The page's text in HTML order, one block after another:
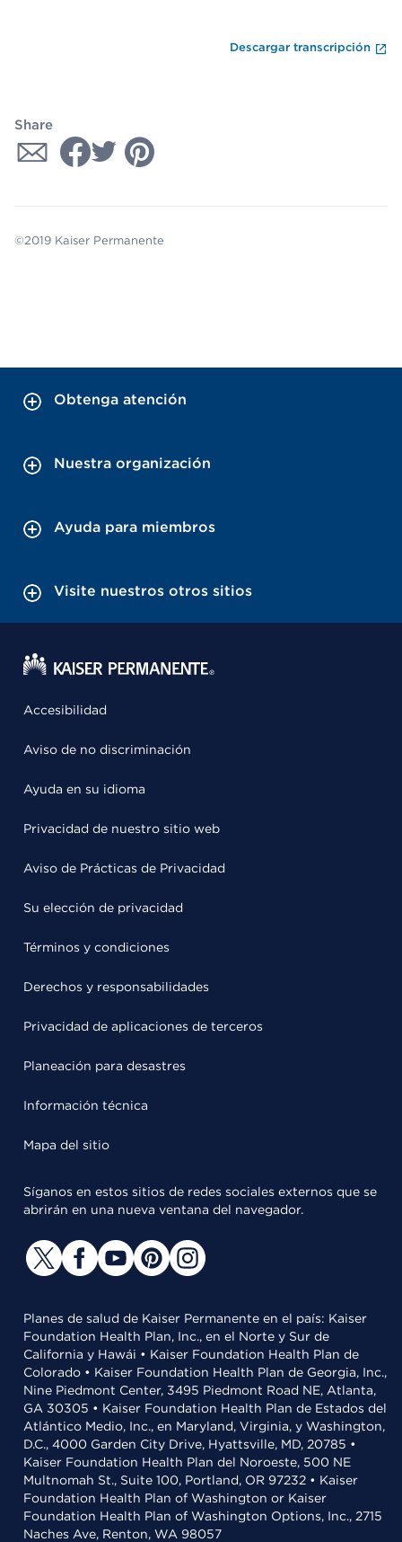
Descargar transcripción
Share
©2019 Kaiser Permanente
Obtenga atención
Nuestra organización
Ayuda para miembros
Visite nuestros otros sitios
Accesibilidad
Aviso de no discriminación
Ayuda en su idioma
Privacidad de nuestro sitio web
Aviso de Prácticas de Privacidad
Su elección de privacidad
Términos y condiciones
Derechos y responsabilidades
Privacidad de aplicaciones de terceros
Planeación para desastres
Información técnica
Mapa del sitio
Síganos en estos sitios de redes sociales externos que se
abrirán en una nueva ventana del navegador.
Planes de salud de Kaiser Permanente en el país: Kaiser
Foundation Health Plan, Inc., en el Norte y Sur de
California y Hawái • Kaiser Foundation Health Plan de
Colorado • Kaiser Foundation Health Plan de Georgia, Inc.,
Nine Piedmont Center, 3495 Piedmont Road NE, Atlanta,
GA 30305 • Kaiser Foundation Health Plan de Estados del
Atlántico Medio, Inc., en Maryland, Virginia, y Washington,
D.C., 4000 Garden City Drive, Hyattsville, MD, 20785 •
Kaiser Foundation Health Plan del Noroeste, 500 NE
Multnomah St., Suite 100, Portland, OR 97232 • Kaiser
Foundation Health Plan of Washington or Kaiser
Foundation Health Plan of Washington Options, Inc., 2715
Naches Ave, Renton, WA 98057